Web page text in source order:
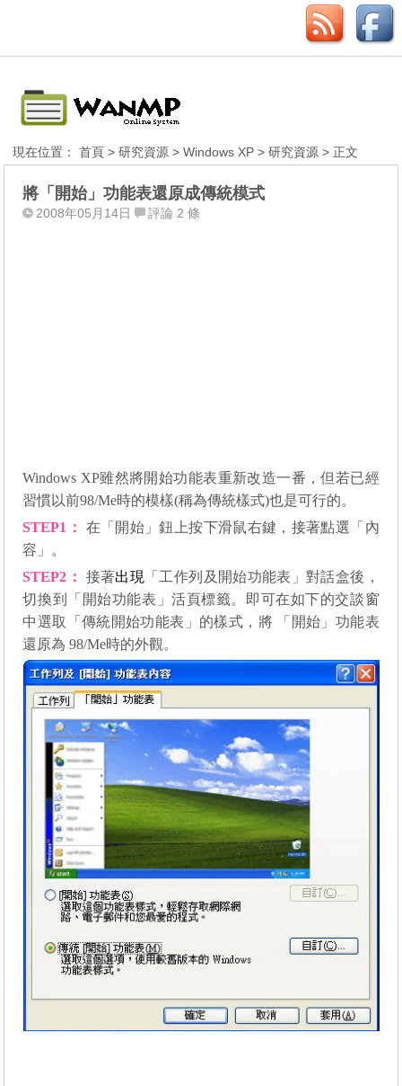
現在位置：首頁 >研究資源 >Windows XP >研究資源 > 正文
將「開始」功能表還原成傳統模式
2008年05月14日 評論 2 條
Windows XP雖然將開始功能表重新改造一番，但若已經
習慣以前98/Me時的模樣(稱為傳統樣式)也是可行的。
STEP1 ：
在「開始」鈕上按下滑鼠右鍵，接著點選「內
容」。
STEP2 ： 接著出現
「工作列及開始功能表」對話盒後，
切換到「開始功能表」活頁標籤。即可在如下的交談窗
中選取「傳統開始功能表」的樣式，將 「開始」功能表
還原為 98/Me時的外觀。